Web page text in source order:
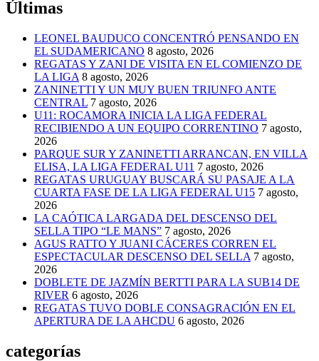
Últimas
LEONEL BAUDUCO CONCENTRÓ PENSANDO EN
EL SUDAMERICANO 8 agosto, 2026
REGATAS Y ZANI DE VISITA EN EL COMIENZO DE
LA LIGA 8 agosto, 2026
ZANINETTI Y UN MUY BUEN TRIUNFO ANTE
CENTRAL 7 agosto, 2026
U11: ROCAMORA INICIA LA LIGA FEDERAL
RECIBIENDO A UN EQUIPO CORRENTINO 7 agosto,
2026
PARQUE SUR Y ZANINETTI ARRANCAN, EN VILLA
ELISA, LA LIGA FEDERAL U11 7 agosto, 2026
REGATAS URUGUAY BUSCARÁ SU PASAJE A LA
CUARTA FASE DE LA LIGA FEDERAL U15 7 agosto,
2026
LA CAÓTICA LARGADA DEL DESCENSO DEL
SELLA TIPO “LE MANS” 7 agosto, 2026
AGUS RATTO Y JUANI CÁCERES CORREN EL
ESPECTACULAR DESCENSO DEL SELLA 7 agosto,
2026
DOBLETE DE JAZMÍN BERTTI PARA LA SUB14 DE
RIVER 6 agosto, 2026
REGATAS TUVO DOBLE CONSAGRACIÓN EN EL
APERTURA DE LA AHCDU 6 agosto, 2026
categorías